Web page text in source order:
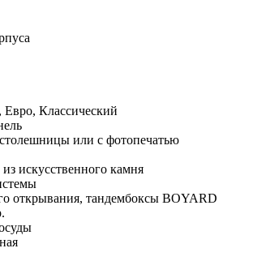
Классический
или с фотопечатью
из искусственного камня
открывания, тандембоксы BOYARD